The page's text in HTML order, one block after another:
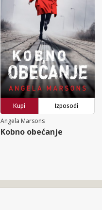
Kupi
Izposodi
Angela Marsons
Kobno obećanje